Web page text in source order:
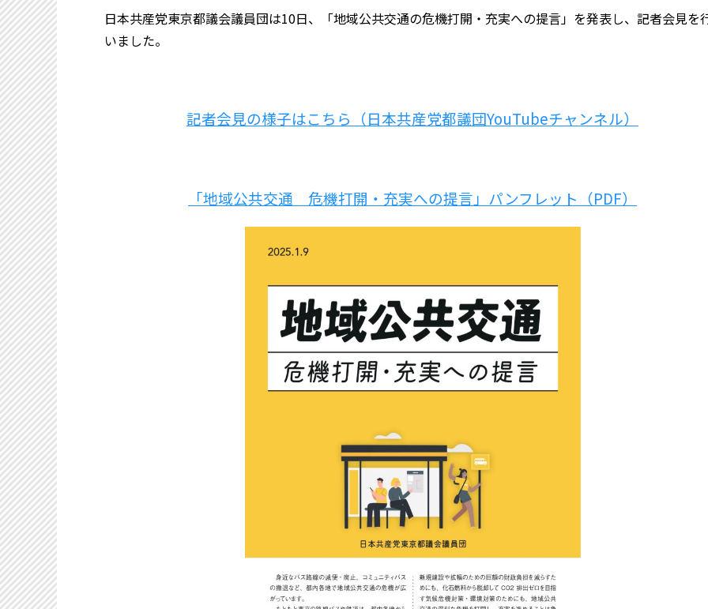
日本共産党東京都議会議員団は10日、「地域公共交通の危機打開・充実への提言」を発表し、記者会見を
いました。
記者会見の様子はこちら（日本共産党都議団YouTubeチャンネル）
「地域公共交通 危機打開・充実への提言」パンフレット（PDF）